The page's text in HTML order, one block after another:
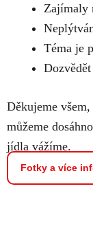
Zajímaly
Téma je
Děkujeme
můžeme
jídla vážíme.
Fotky a více